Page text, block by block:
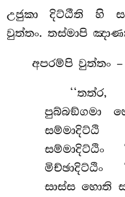
උජුකා දිට්ඨීති හි
වුත්තං. තස්මාපි
අපරම්පි වුත්තං –
පුබ්බඞ්ගමා
සම්මාදිට්ඨිං
මිච්ඡාදිට්ඨිං
සාස්ස හොති